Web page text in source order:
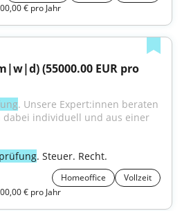
€ pro Jahr
(55000.00 EUR pro
. Unsere Expert:innen beraten
individuell und aus einer
. Steuer. Recht.
Homeoffice
Vollzeit
€ pro Jahr